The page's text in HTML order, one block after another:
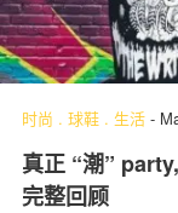
时尚 . 球鞋 . 生活 -
真正 “潮”
完整回顾